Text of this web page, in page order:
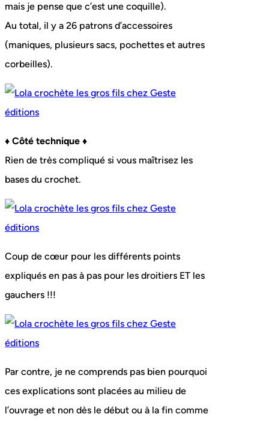
mais je pense que c’est une coquille).
Au total, il y a 26 patrons d’accessoires
(maniques, plusieurs sacs, pochettes et autres
corbeilles).
♦ Côté technique ♦
Rien de très compliqué si vous maîtrisez les
bases du crochet.
Coup de cœur pour les différents points
expliqués en pas à pas pour les droitiers ET les
gauchers !!!
Par contre, je ne comprends pas bien pourquoi
ces explications sont placées au milieu de
l’ouvrage et non dès le début ou à la fin comme